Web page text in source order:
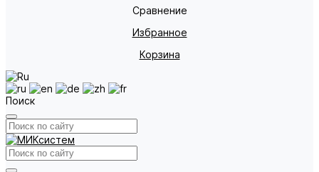
Сравнение
Избранное
Корзина
Поиск